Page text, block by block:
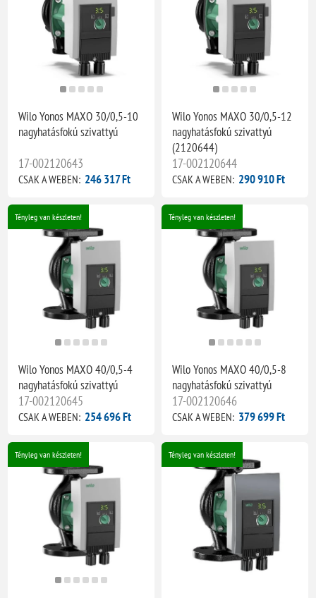
Wilo Yonos MAXO 30/0,5-10
nagyhatásfokú szivattyú
17-002120643
CSAK A WEBEN: 246 317 Ft
Wilo Yonos MAXO 30/0,5-12
nagyhatásfokú szivattyú
(2120644)
17-002120644
CSAK A WEBEN: 290 910 Ft
Tényleg van készleten!
Wilo Yonos MAXO 40/0,5-4
nagyhatásfokú szivattyú
17-002120645
CSAK A WEBEN: 254 696 Ft
Tényleg van készleten!
Wilo Yonos MAXO 40/0,5-8
nagyhatásfokú szivattyú
17-002120646
CSAK A WEBEN: 379 699 Ft
Tényleg van készleten! Tényleg van készleten!